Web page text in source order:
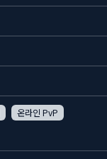
온라인 PvP